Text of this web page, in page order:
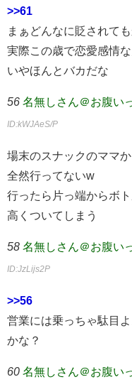
>>61
まぁどんなに貶されて
実際この歳で恋愛感情
いやほんとバカだな
56 名無しさん＠お腹い
ID:kWJAeS/P
場末のスナックのママ
全然行ってないw
行ったら片っ端からボト
高くついてしまう
58 名無しさん＠お腹い
ID:JzLijs2P
>>56
営業には乗っちゃ駄目
かな？
60 名無しさん＠お腹い